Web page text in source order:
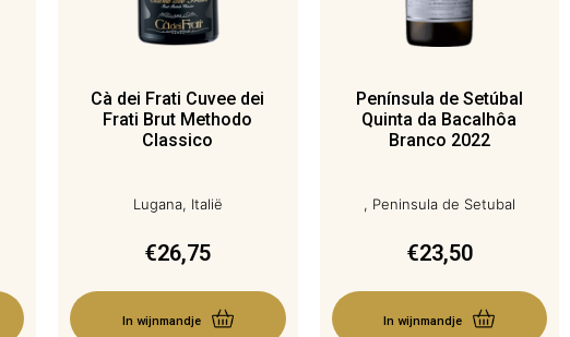
Cà dei Frati Cuvee dei
Frati Brut Methodo
Classico
Lugana, Italië
€26,75
In wijnmandje
Península de Setúbal
Quinta da Bacalhôa
Branco 2022
, Peninsula de Setubal
€23,50
In wijnmandje